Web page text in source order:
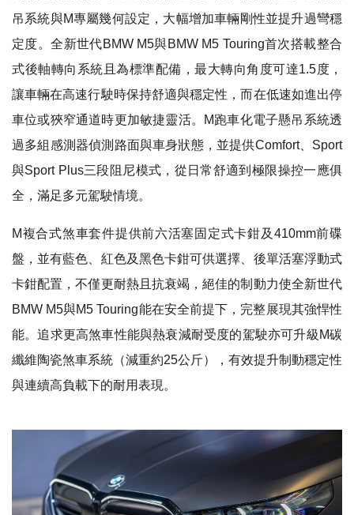
吊系統與M專屬幾何設定，大幅增加車輛剛性並提升過彎穩
定度。全新世代BMW M5與BMW M5 Touring首次搭載整合
式後軸轉向系統且為標準配備，最大轉向角度可達1.5度，
讓車輛在高速行駛時保持舒適與穩定性，而在低速如進出停
車位或狹窄通道時更加敏捷靈活。M跑車化電子懸吊系統透
過多組感測器偵測路面與車身狀態，並提供Comfort、Sport
與Sport Plus三段阻尼模式，從日常舒適到極限操控一應俱
全，滿足多元駕駛情境。
M複合式煞車套件提供前六活塞固定式卡鉗及410mm前碟
盤，並有藍色、紅色及黑色卡鉗可供選擇、後單活塞浮動式
卡鉗配置，不僅更耐熱且抗衰竭，絕佳的制動力使全新世代
BMW M5與M5 Touring能在安全前提下，完整展現其強悍性
能。追求更高煞車性能與熱衰減耐受度的駕駛亦可升級M碳
纖維陶瓷煞車系統（減重約25公斤），有效提升制動穩定性
與連續高負載下的耐用表現。